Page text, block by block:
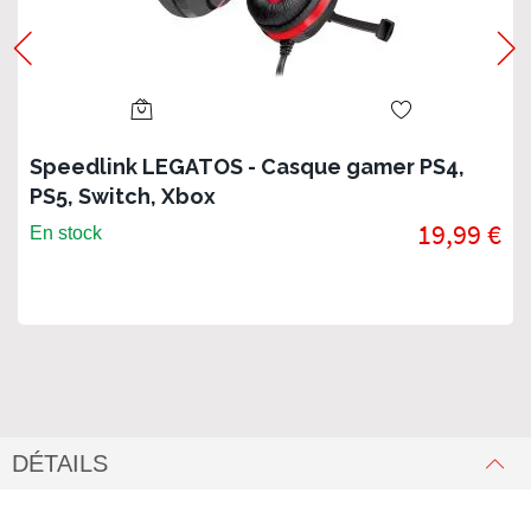
Speedlink LEGATOS - Casque gamer PS4,
PS5, Switch, Xbox
En stock 19,99 €
DÉTAILS